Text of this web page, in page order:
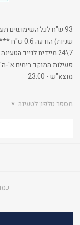
שניות)
מוצא"ש - 23:00
מספר טלפון לטעינה *